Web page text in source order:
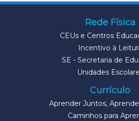
Rede Física
CEUs e Centros
Incentivo à
SE - Secretaria de
Unidades
Currículo
Aprender Juntos,
Caminhos para